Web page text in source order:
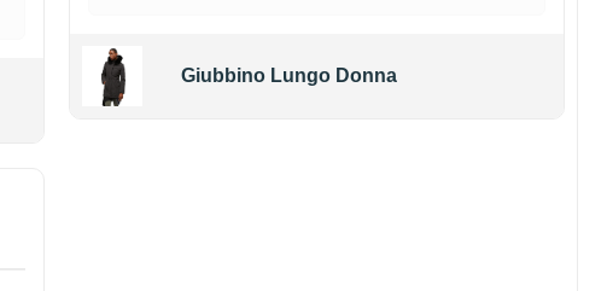
Giubbino Lungo Donna